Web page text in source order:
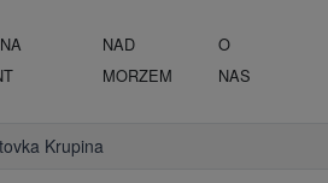
NAD
MORZEM
O
NAS
Krupina